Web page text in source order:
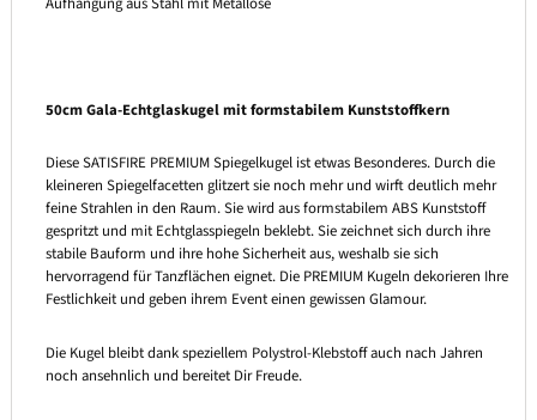
50cm Gala-Echtglaskugel mit formstabilem Kunststoffkern
Diese SATISFIRE PREMIUM Spiegelkugel ist etwas Besonderes. Durch die
kleineren Spiegelfacetten glitzert sie noch mehr und wirft deutlich mehr
feine Strahlen in den Raum. Sie wird aus formstabilem ABS Kunststoff
gespritzt und mit Echtglasspiegeln beklebt. Sie zeichnet sich durch ihre
stabile Bauform und ihre hohe Sicherheit aus, weshalb sie sich
hervorragend für Tanzflächen eignet. Die PREMIUM Kugeln dekorieren Ihre
Festlichkeit und geben ihrem Event einen gewissen Glamour.
Die Kugel bleibt dank speziellem Polystrol-Klebstoff auch nach Jahren
noch ansehnlich und bereitet Dir Freude.